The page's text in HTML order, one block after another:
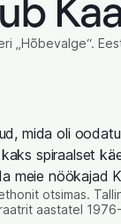
„Hõbevalge“.
mida oli
spiraalset
meie nöökajad
otsimas.
aastatel